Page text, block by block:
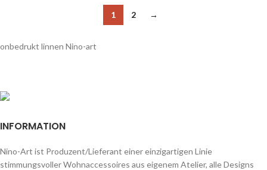
1 2 →
onbedrukt linnen Nino-art
INFORMATION
Nino-Art ist Produzent/Lieferant einer einzigartigen Linie
stimmungsvoller Wohnaccessoires aus eigenem Atelier, alle Designs